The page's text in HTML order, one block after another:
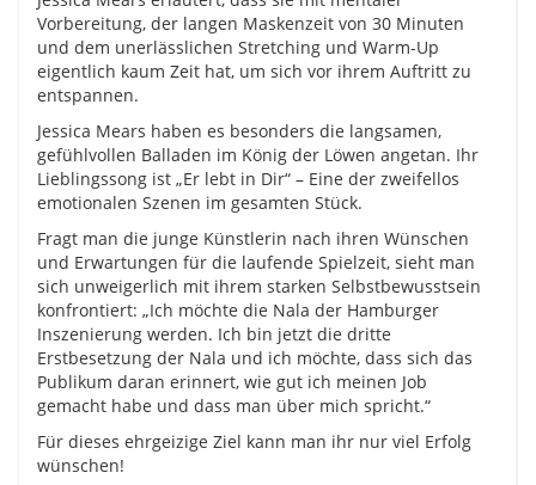
Vorbereitung, der langen Maskenzeit von 30 Minuten
und dem unerlässlichen Stretching und Warm-Up
eigentlich kaum Zeit hat, um sich vor ihrem Auftritt zu
entspannen.
Jessica Mears haben es besonders die langsamen,
gefühlvollen Balladen im König der Löwen angetan. Ihr
Lieblingssong ist „Er lebt in Dir“ – Eine der zweifellos
emotionalen Szenen im gesamten Stück.
Fragt man die junge Künstlerin nach ihren Wünschen
und Erwartungen für die laufende Spielzeit, sieht man
sich unweigerlich mit ihrem starken Selbstbewusstsein
konfrontiert: „Ich möchte die Nala der Hamburger
Inszenierung werden. Ich bin jetzt die dritte
Erstbesetzung der Nala und ich möchte, dass sich das
Publikum daran erinnert, wie gut ich meinen Job
gemacht habe und dass man über mich spricht.“
Für dieses ehrgeizige Ziel kann man ihr nur viel Erfolg
wünschen!